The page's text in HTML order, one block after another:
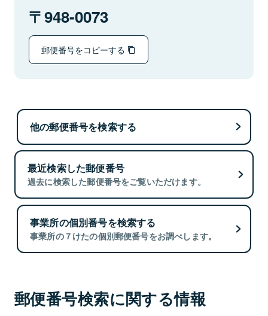
948-0073
郵便番号をコピーする
他の郵便番号を検索する
最近検索した郵便番号
過去に検索した郵便番号をご覧いただけます。
事業所の個別番号を検索する
事業所の７けたの個別郵便番号をお調べします。
郵便番号検索に関する情報